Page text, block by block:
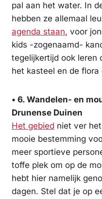
pal aan het water. In
hebben ze allemaal
agenda staan, voor
kids -zogenaamd-
tegelijkertijd ook leren
het kasteel en de
• 6. Wandelen- en
Drunense Duinen
Het gebied niet ver
mooie bestemming
meer sportieve
toffe plek om op de
hebt hier namelijk
dagen. Stel dat je op